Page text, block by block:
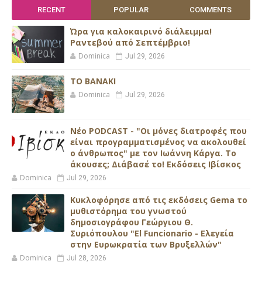
RECENT POPULAR COMMENTS
Ώρα για καλοκαιρινό διάλειμμα!
Ραντεβού από Σεπτέμβριο!
Dominica Jul 29, 2026
ΤΟ ΒΑΝΑΚΙ
Dominica Jul 29, 2026
Νέο PODCAST - "Οι μόνες διατροφές που
είναι προγραμματισμένος να ακολουθεί
ο άνθρωπος" με τον Ιωάννη Κάργα. Το
άκουσες; Διάβασέ το! Εκδόσεις Ιβίσκος
Dominica Jul 29, 2026
Κυκλοφόρησε από τις εκδόσεις Gema το
μυθιστόρημα του γνωστού
δημοσιογράφου Γεώργιου Θ.
Συριόπουλου "El Funcionario - Ελεγεία
στην Ευρωκρατία των Βρυξελλών"
Dominica Jul 28, 2026